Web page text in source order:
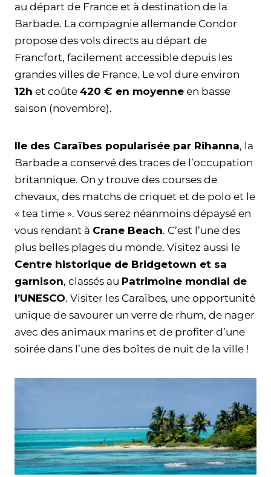
au départ de France et à destination de la
Barbade. La compagnie allemande Condor
propose des vols directs au départ de
Francfort, facilement accessible depuis les
grandes villes de France. Le vol dure environ
12h et coûte 420 € en moyenne en basse
saison (novembre).
Ile des Caraïbes popularisée par Rihanna, la
Barbade a conservé des traces de l’occupation
britannique. On y trouve des courses de
chevaux, des matchs de criquet et de polo et le
« tea time ». Vous serez néanmoins dépaysé en
vous rendant à Crane Beach. C’est l’une des
plus belles plages du monde. Visitez aussi le
Centre historique de Bridgetown et sa
garnison, classés au Patrimoine mondial de
l’UNESCO. Visiter les Caraïbes, une opportunité
unique de savourer un verre de rhum, de nager
avec des animaux marins et de profiter d’une
soirée dans l’une des boîtes de nuit de la ville !